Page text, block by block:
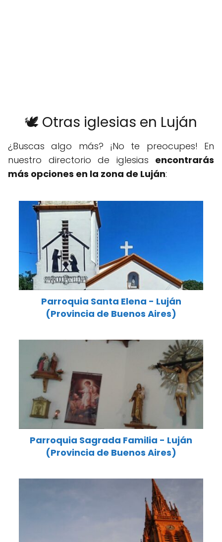
🕊️ Otras iglesias en Luján
¿Buscas algo más? ¡No te preocupes! En
nuestro directorio de iglesias encontrarás
más opciones en la zona de Luján:
Parroquia Santa Elena - Luján
(Provincia de Buenos Aires)
Parroquia Sagrada Familia - Luján
(Provincia de Buenos Aires)